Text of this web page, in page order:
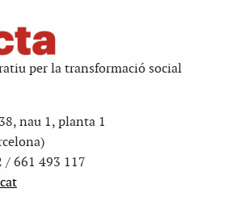
per la transformació social
nau 1, planta 1
/ 661 493 117